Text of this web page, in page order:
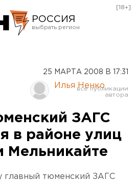
РОССИЯ
Курган
Оренбург
[18+]
25 МАРТА 2008 В 17:31
Илья Ненко
ЗАГС
в районе улиц
Мельникайте
главный тюменский ЗАГС